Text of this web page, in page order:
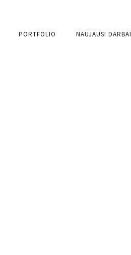
PORTFOLIO NAUJAUSI DARBAI